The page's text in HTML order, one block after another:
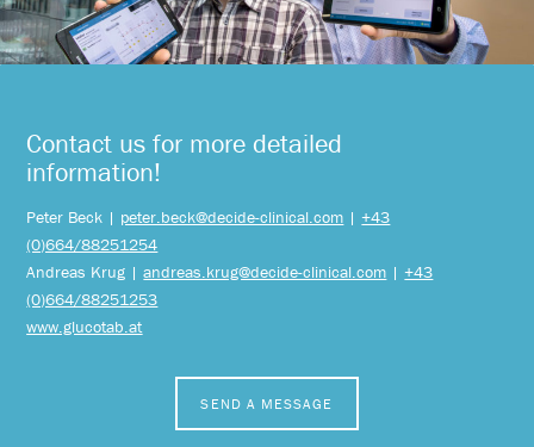
Contact us for more detailed
information!
Peter Beck | peter.beck@decide-clinical.com |+43
(0)664/88251254
Andreas Krug |andreas.krug@decide-clinical.com |+43
(0)664/88251253
www.glucotab.at
SEND A MESSAGE